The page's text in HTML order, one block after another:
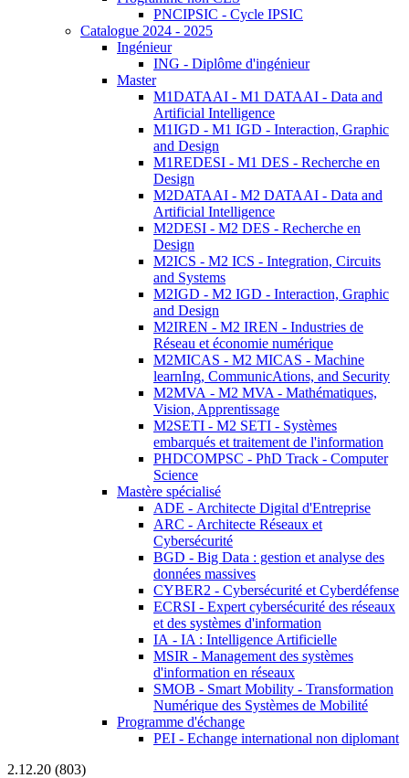
PNCIPSIC - Cycle IPSIC
Catalogue 2024 - 2025
Ingénieur
ING - Diplôme d'ingénieur
Master
M1DATAAI - M1 DATAAI - Data and
Artificial Intelligence
M1IGD - M1 IGD - Interaction, Graphic
and Design
M1REDESI - M1 DES - Recherche en
Design
M2DATAAI - M2 DATAAI - Data and
Artificial Intelligence
M2DESI - M2 DES - Recherche en
Design
M2ICS - M2 ICS - Integration, Circuits
and Systems
M2IGD - M2 IGD - Interaction, Graphic
and Design
M2IREN - M2 IREN - Industries de
Réseau et économie numérique
M2MICAS - M2 MICAS - Machine
learnIng, CommunicAtions, and Security
M2MVA - M2 MVA - Mathématiques,
Vision, Apprentissage
M2SETI - M2 SETI - Systèmes
embarqués et traitement de l'information
PHDCOMPSC - PhD Track - Computer
Science
Mastère spécialisé
ADE - Architecte Digital d'Entreprise
ARC - Architecte Réseaux et
Cybersécurité
BGD - Big Data : gestion et analyse des
données massives
CYBER2 - Cybersécurité et Cyberdéfense
ECRSI - Expert cybersécurité des réseaux
et des systèmes d'information
IA - IA : Intelligence Artificielle
MSIR - Management des systèmes
d'information en réseaux
SMOB - Smart Mobility - Transformation
Numérique des Systèmes de Mobilité
Programme d'échange
PEI - Echange international non diplomant
2.12.20 (803)